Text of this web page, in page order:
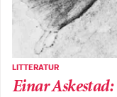
LITTERATUR
Einar Askestad: